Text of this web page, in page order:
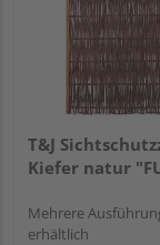
T&J
Kiefer natur
Mehrere
erhältlich